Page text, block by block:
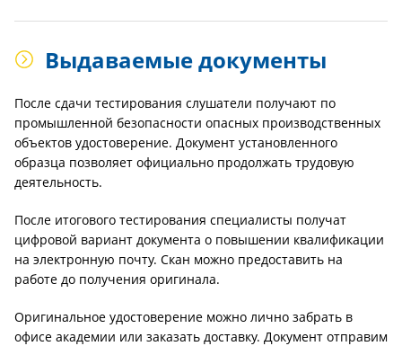
Выдаваемые документы
После сдачи тестирования слушатели получают по
промышленной безопасности опасных производственных
объектов удостоверение. Документ установленного
образца позволяет официально продолжать трудовую
деятельность.
После итогового тестирования специалисты получат
цифровой вариант документа о повышении квалификации
на электронную почту. Скан можно предоставить на
работе до получения оригинала.
Оригинальное удостоверение можно лично забрать в
офисе академии или заказать доставку. Документ отправим